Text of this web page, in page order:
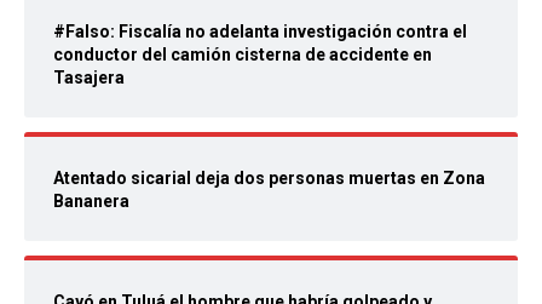
#Falso: Fiscalía no adelanta investigación contra el
conductor del camión cisterna de accidente en
Tasajera
Atentado sicarial deja dos personas muertas en Zona
Bananera